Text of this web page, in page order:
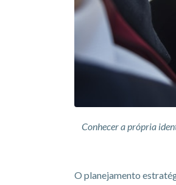
Conhecer a própria
O planejamento